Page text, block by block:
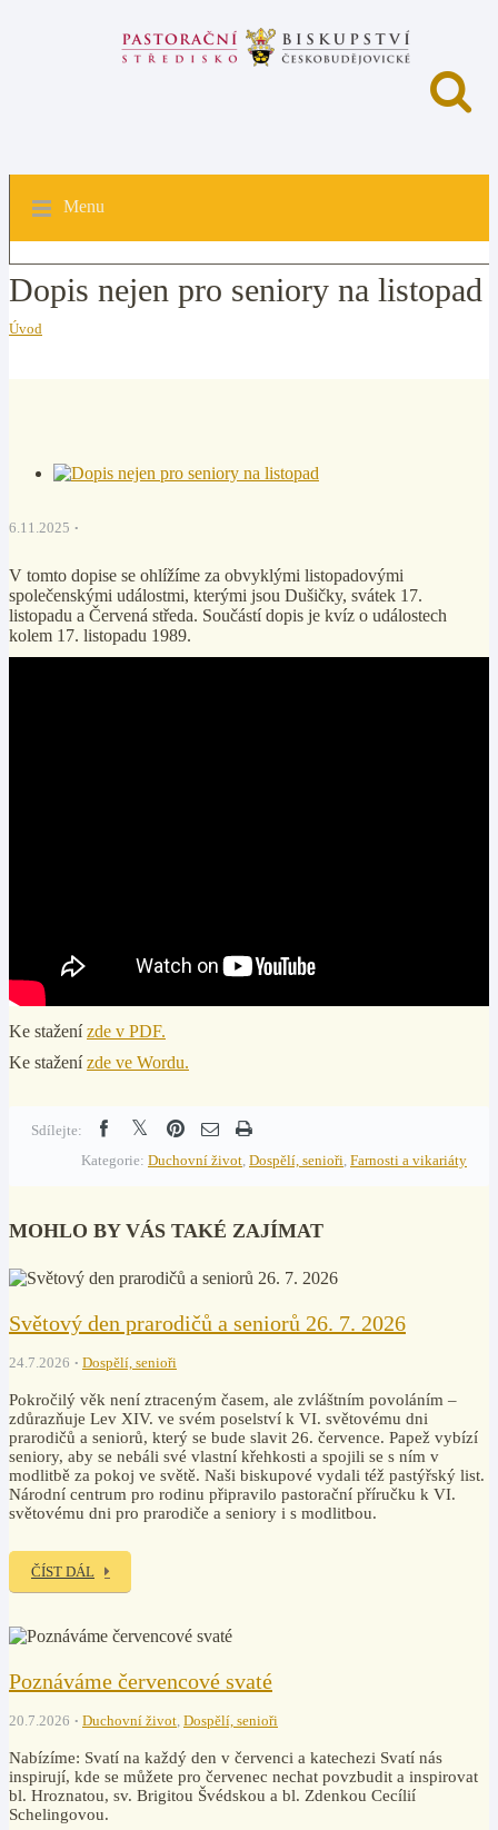
Menu
Dopis nejen pro seniory na listopad
Úvod
6.11.2025
V tomto dopise se ohlížíme za obvyklými listopadovými
společenskými událostmi, kterými jsou Dušičky, svátek 17.
listopadu a Červená středa. Součástí dopis je kvíz o událostech
kolem 17. listopadu 1989.
Ke staženízde v PDF.
Ke staženízde ve Wordu.
Sdílejte:
Kategorie: Duchovní život, Dospělí, senioři, Farnosti a vikariáty
MOHLO BY VÁS TAKÉ ZAJÍMAT
Světový den prarodičů a seniorů 26. 7. 2026
24.7.2026 Dospělí, senioři
Pokročilý věk není ztraceným časem, ale zvláštním povoláním –
zdůrazňuje Lev XIV. ve svém poselství k VI. světovému dni
prarodičů a seniorů, který se bude slavit 26. července. Papež vybízí
seniory, aby se nebáli své vlastní křehkosti a spojili se s ním v
modlitbě za pokoj ve světě. Naši biskupové vydali též pastýřský list.
Národní centrum pro rodinu připravilo pastorační příručku k VI.
světovému dni pro prarodiče a seniory i s modlitbou.
ČÍST DÁL
Poznáváme červencové svaté
20.7.2026 Duchovní život, Dospělí, senioři
Nabízíme: Svatí na každý den v červenci a katechezi Svatí nás
inspirují, kde se můžete pro červenec nechat povzbudit a inspirovat
bl. Hroznatou, sv. Brigitou Švédskou a bl. Zdenkou Cecílií
Schelingovou.